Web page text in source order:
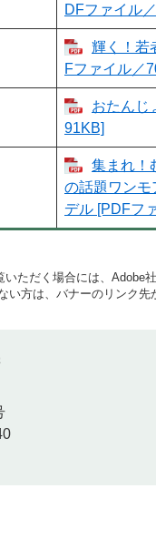
DFファイル
輝く！若
Fファイル／
おたんじ
91KB]
集まれ！
の話題ワンモ
デル [PDFフ
ただく場合には、Adobe
い方は、バナーのリンク先